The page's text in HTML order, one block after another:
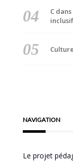
C
NAVIGATION
Le projet